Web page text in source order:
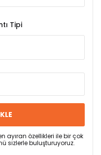
Tipi
ayıran özellikleri ile bir çok
sizlerle buluşturuyoruz.